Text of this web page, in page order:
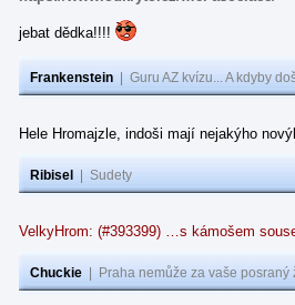
jebat dědka!!!!
Frankenstein Guru AZ kvízu... A kdyby
Hele Hromajzle, indoši mají nejakýho
Ribisel Sudety
VelkyHrom: (#393399) …s kámošem
Chuckie Praha nemůže za vaše posraný